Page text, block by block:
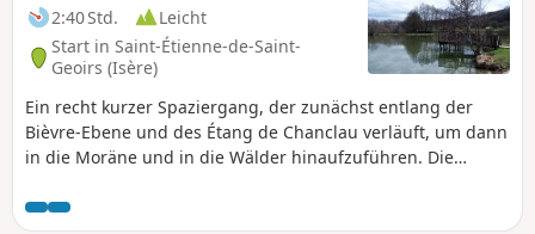
2:40 Std.
Leicht
Start in Saint-Étienne-de-Saint-
Geoirs (Isère)
Ein recht kurzer Spaziergang, der zunächst entlang der
Bièvre-Ebene und des Étang de Chanclau verläuft, um dann
in die Moräne und in die Wälder hinaufzuführen. Die
Aufstieg.